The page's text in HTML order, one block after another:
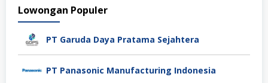
Lowongan Populer
PT Garuda Daya Pratama Sejahtera
PT Panasonic Manufacturing Indonesia